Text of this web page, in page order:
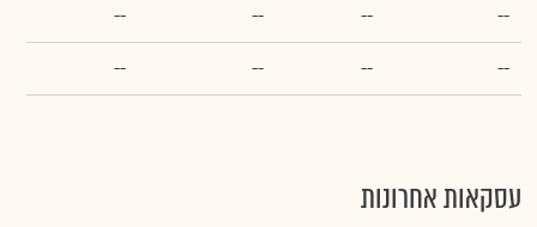
--
--
--
--
--
--
--
--
עסקאות אחרונות